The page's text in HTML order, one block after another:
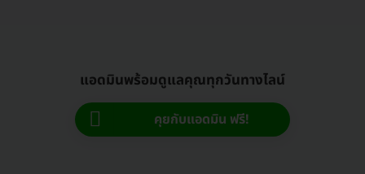
แอดมินพร้อมดูแลคุณทุกวันทางไลน์
คุยกับแอดมิน ฟรี!